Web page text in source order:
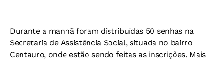
Durante a manhã foram distribuídas 50 senhas na
Secretaria de Assistência Social, situada no bairro
Centauro, onde estão sendo feitas as inscrições. Mais